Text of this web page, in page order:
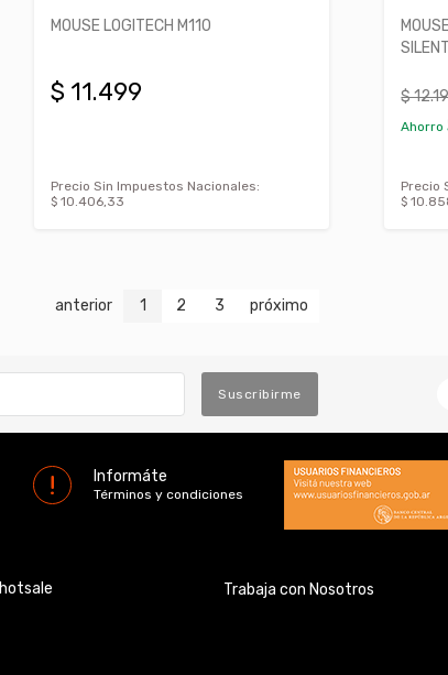
MOUSE LOGITECH M110
$ 11.499
Precio Sin Impuestos Nacionales:
$ 10.406,33
SILENT
$
Ahorro
Precio
$
anterior 1 2 3 próximo
Suscribirme
Informáte
Términos y condiciones
hotsale Trabaja con Nosotros